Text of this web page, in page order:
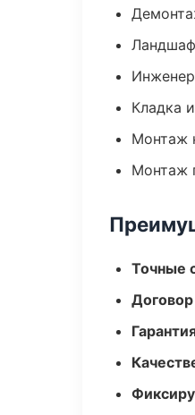
Кладка
Монтаж
Монтаж
Точные